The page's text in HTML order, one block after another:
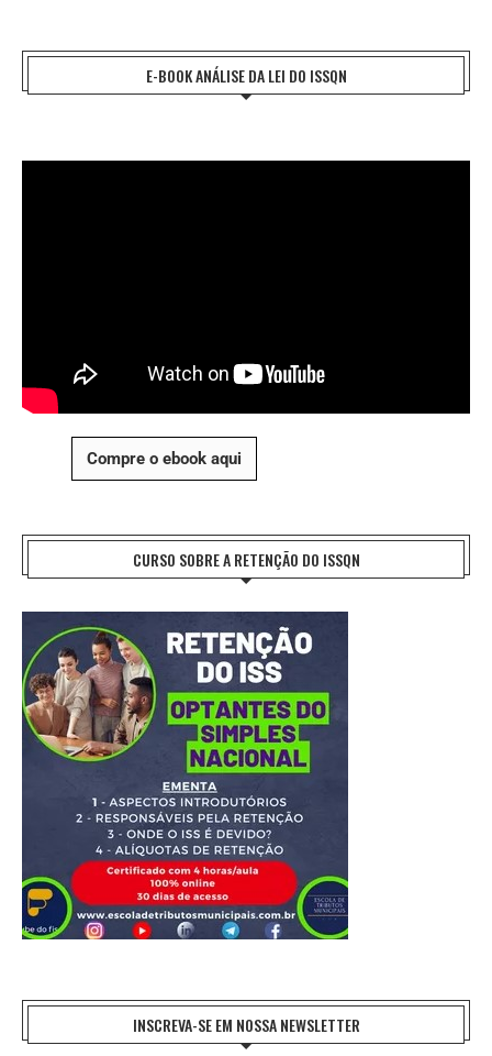
E-BOOK ANÁLISE DA LEI DO ISSQN
Compre o ebook aqui
CURSO SOBRE A RETENÇÃO DO ISSQN
INSCREVA-SE EM NOSSA NEWSLETTER